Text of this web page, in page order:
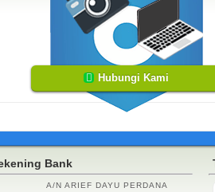
Hubungi Kami
Bank
A/N ARIEF DAYU PERDANA